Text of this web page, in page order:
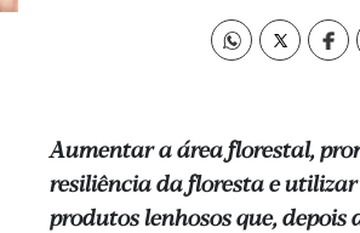
Aumentar a área florestal,
resiliência da floresta e
produtos lenhosos que, depois